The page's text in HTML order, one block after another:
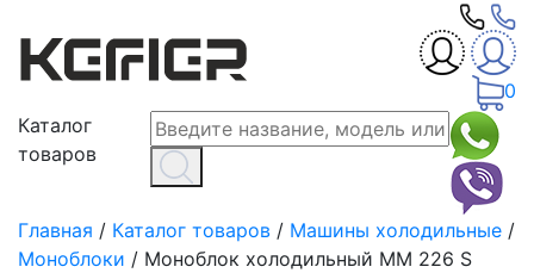
0
Каталог
товаров
Главная / Каталог товаров / Машины холодильные /
Моноблоки / Моноблок холодильный MM 226 S